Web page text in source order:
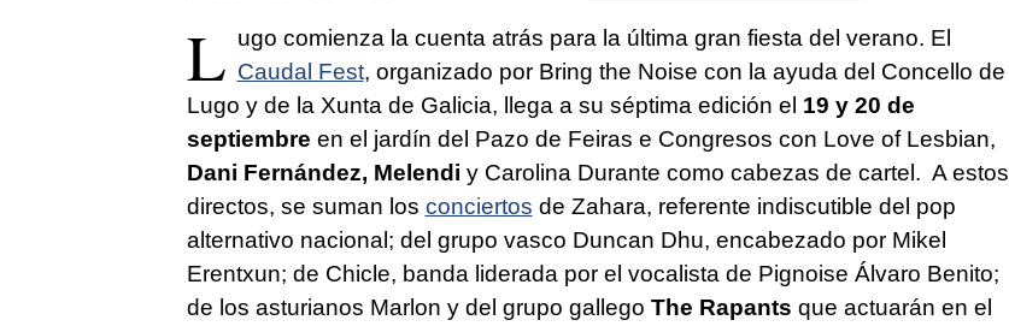
L ugo comienza la cuenta atrás para la última gran fiesta del verano. El
Caudal Fest, organizado por Bring the Noise con la ayuda del Concello de
Lugo y de la Xunta de Galicia, llega a su séptima edición el 19 y 20 de
septiembre en el jardín del Pazo de Feiras e Congresos con Love of Lesbian,
Dani Fernández, Melendi y Carolina Durante como cabezas de cartel. A estos
directos, se suman los conciertos de Zahara, referente indiscutible del pop
alternativo nacional; del grupo vasco Duncan Dhu, encabezado por Mikel
Erentxun; de Chicle, banda liderada por el vocalista de Pignoise Álvaro Benito;
de los asturianos Marlon y del grupo gallego The Rapants que actuarán en el